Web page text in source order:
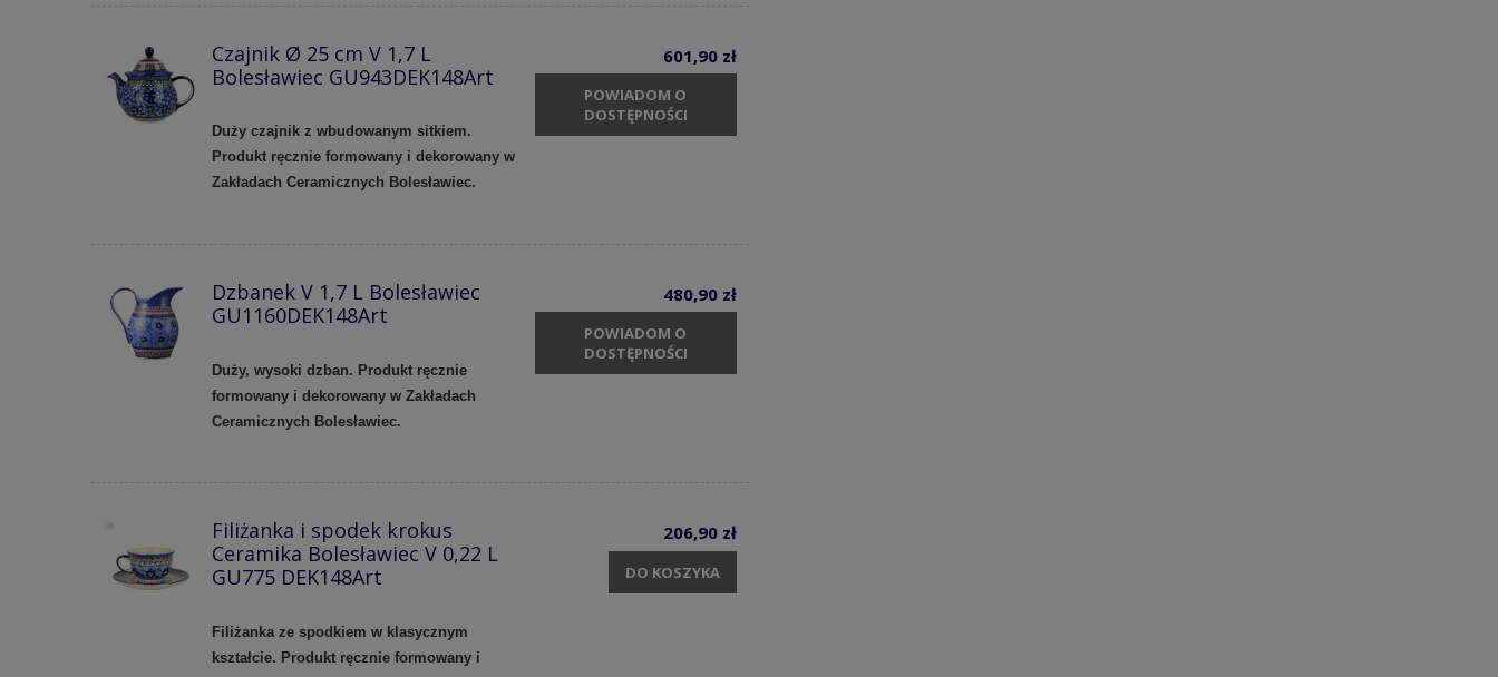
Czajnik Ø 25 cm V 1,7 L
Bolesławiec GU943DEK148Art
Duży czajnik z wbudowanym sitkiem.
Produkt ręcznie formowany i dekorowany w
Zakładach Ceramicznych Bolesławiec.
601,90 zł
POWIADOM O
DOSTĘPNOŚCI
Dzbanek V 1,7 L Bolesławiec
GU1160DEK148Art
Duży, wysoki dzban. Produkt ręcznie
formowany i dekorowany w Zakładach
Ceramicznych Bolesławiec.
480,90 zł
POWIADOM O
DOSTĘPNOŚCI
Filiżanka i spodek krokus
Ceramika Bolesławiec V 0,22 L
GU775 DEK148Art
Filiżanka ze spodkiem w klasycznym
kształcie. Produkt ręcznie formowany i
206,90 zł
DO KOSZYKA